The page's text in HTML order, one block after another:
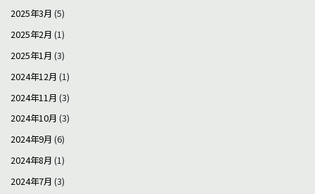
2025年3月 (5)
2025年2月 (1)
2025年1月 (3)
2024年12月 (1)
2024年11月 (3)
2024年10月 (3)
2024年9月 (6)
2024年8月 (1)
2024年7月 (3)